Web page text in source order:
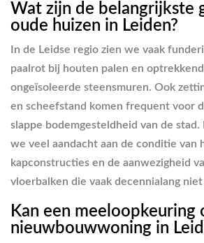
Wat zijn de belangrijkste
oude huizen in Leiden?
In de Leidse regio zien we vaak
paalrot bij houten palen en
ongeïsoleerde steensmuren. Ook
en scheefstand komen frequent voor
slappe bodemgesteldheid van de stad.
we veel aandacht aan de conditie van
kapconstructies en de aanwezigheid
vloerbalken die vaak decennialang
Kan een meeloopkeuring
nieuwbouwwoning in